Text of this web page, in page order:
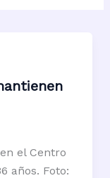
el Centro
años. Foto: